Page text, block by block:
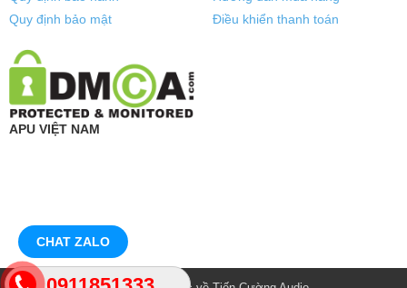
Quy định bảo mật
Điều khiển thanh toán
APU VIỆT NAM
CHAT ZALO